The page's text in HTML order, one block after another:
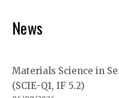
News
Materials Science in
(SCIE-Q1, IF 5.2)